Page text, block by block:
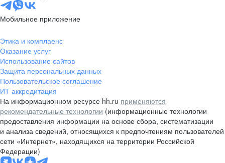
Мобильное приложение
Этика и комплаенс
Оказание услуг
Использование сайтов
Защита персональных данных
Пользовательское соглашение
ИТ аккредитация
На информационном ресурсе hh.ru применяются
рекомендательные технологии (информационные технологии
предоставления информации на основе сбора, систематизации
и анализа сведений, относящихся к предпочтениям пользователей
сети «Интернет», находящихся на территории Российской
Федерации)